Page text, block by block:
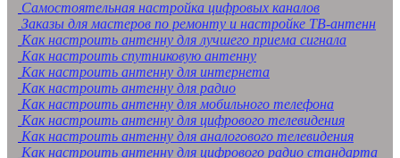
Самостоятельная настройка цифровых каналов
Заказы для мастеров по ремонту и настройке ТВ-антенн
Как настроить антенну для лучшего приема сигнала
Как настроить спутниковую антенну
Как настроить антенну для интернета
Как настроить антенну для радио
Как настроить антенну для мобильного телефона
Как настроить антенну для цифрового телевидения
Как настроить антенну для аналогового телевидения
Как настроить антенну для цифрового радио стандарта